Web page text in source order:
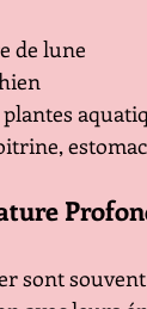
de lune
estomac
sont